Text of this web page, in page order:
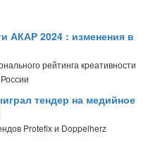
АКАР 2024 : изменения в
рейтинга креативности
тендер на медийное
Protefix и Doppelherz